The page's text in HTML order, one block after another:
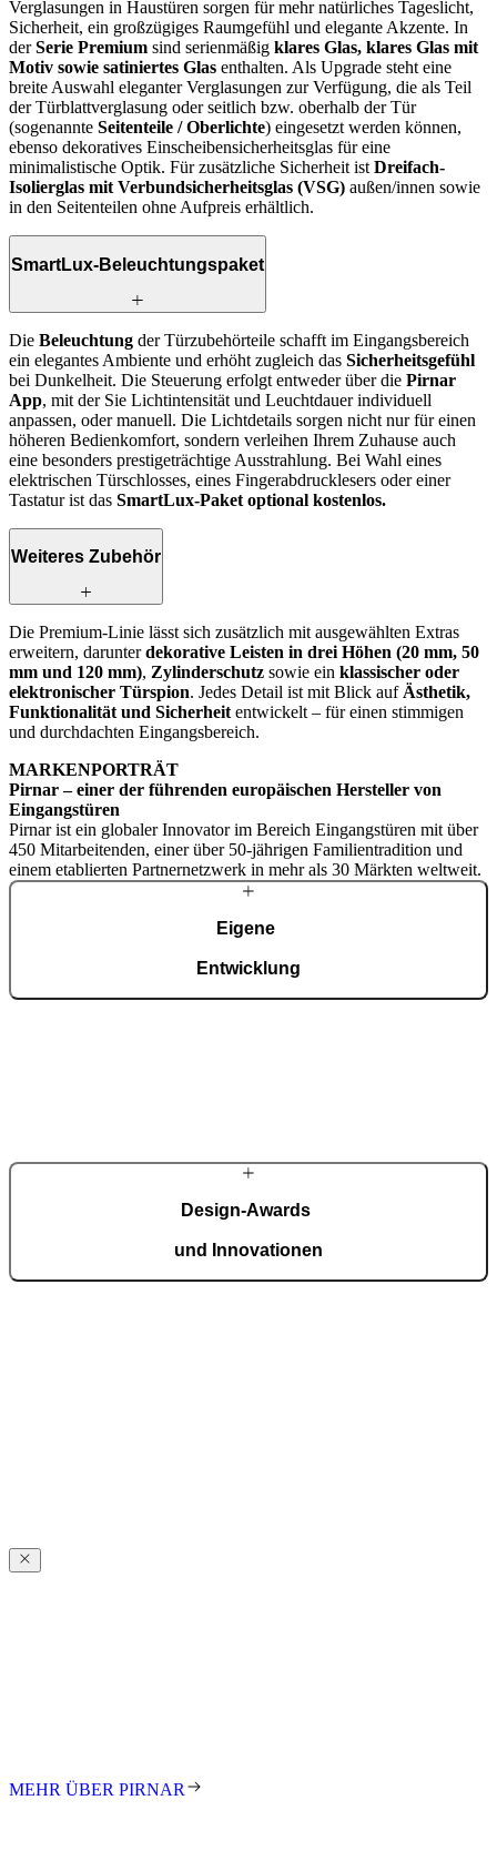
Verglasungen in Haustüren sorgen für mehr natürliches Tageslicht,
Sicherheit, ein großzügiges Raumgefühl und elegante Akzente. In
derSerie Premium sind serienmäßig klares Glas, klares Glas mit
Motiv sowie satiniertes Glas enthalten. Als Upgrade steht eine
breite Auswahl eleganter Verglasungen zur Verfügung, die als Teil
der Türblattverglasung oder seitlich bzw. oberhalb der Tür
(sogenannte Seitenteile / Oberlichte) eingesetzt werden können,
ebenso dekoratives Einscheibensicherheitsglas für eine
minimalistische Optik. Für zusätzliche Sicherheit ist Dreifach-
Isolierglas mit Verbundsicherheitsglas (VSG) außen/innen sowie
in den Seitenteilen ohne Aufpreis erhältlich.
SmartLux-Beleuchtungspaket
Die Beleuchtung der Türzubehörteile schafft im Eingangsbereich
ein elegantes Ambiente und erhöht zugleich das Sicherheitsgefühl
bei Dunkelheit. Die Steuerung erfolgt entweder über die Pirnar
App, mit der Sie Lichtintensität und Leuchtdauer individuell
anpassen, oder manuell. Die Lichtdetails sorgen nicht nur für einen
höheren Bedienkomfort, sondern verleihen Ihrem Zuhause auch
eine besonders prestigeträchtige Ausstrahlung. Bei Wahl eines
elektrischen Türschlosses, eines Fingerabdrucklesers oder einer
Tastatur ist das SmartLux‑Paket optional kostenlos.
Weiteres Zubehör
Die Premium-Linie lässt sich zusätzlich mit ausgewählten Extras
erweitern, darunterdekorative Leisten in drei Höhen (20 mm, 50
mm und 120 mm), Zylinderschutz sowie ein klassischer oder
elektronischer Türspion. Jedes Detail ist mit Blick auf Ästhetik,
Funktionalität und Sicherheit entwickelt – für einen stimmigen
und durchdachten Eingangsbereich.
MARKENPORTRÄT
Pirnar – einer der führenden europäischen Hersteller von
Eingangstüren
Pirnar ist ein globaler Innovator im Bereich Eingangstüren mit über
450 Mitarbeitenden, einer über 50-jährigen Familientradition und
einem etablierten Partnernetzwerk in mehr als 30 Märkten weltweit.
Eigene
Entwicklung
Design-Awards
und Innovationen
MEHR ÜBER PIRNAR